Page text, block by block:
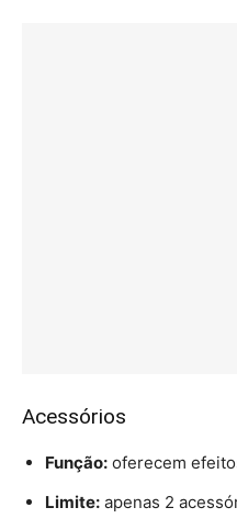
Acessórios
Função: oferecem
Limite: apenas 2